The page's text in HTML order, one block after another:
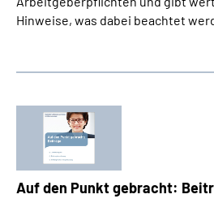
Hinweise, was dabei beachtet
Auf den Punkt gebracht: